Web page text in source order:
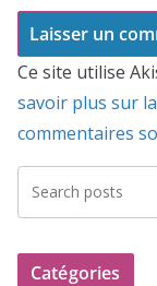
Ce site utilise
savoir plus sur
commentaires
Catégories